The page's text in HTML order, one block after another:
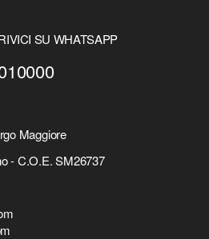
SU WHATSAPP
Maggiore
- C.O.E. SM26737